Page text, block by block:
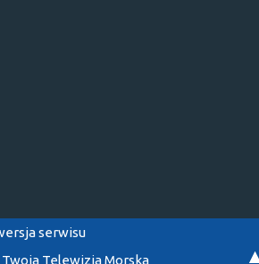
serwisu
Telewizja Morska